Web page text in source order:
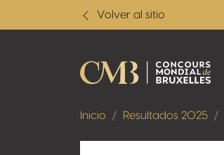
Volver al sitio
Inicio Resultados 2025